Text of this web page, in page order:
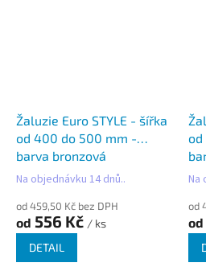
Žaluzie Euro STYLE - šířka
od 400 do 500 mm -
barva bronzová
Na objednávku 14 dnů..
od 459,50 Kč bez DPH
od 556 Kč / ks
DETAIL
od
Na
od
od